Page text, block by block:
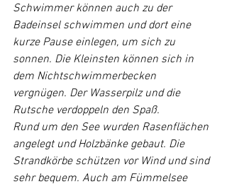
Schwimmer können auch zu der
Badeinsel schwimmen und dort eine
kurze Pause einlegen, um sich zu
sonnen. Die Kleinsten können sich in
dem Nichtschwimmerbecken
vergnügen. Der Wasserpilz und die
Rutsche verdoppeln den Spaß.
Rund um den See wurden Rasenflächen
angelegt und Holzbänke gebaut. Die
Strandkörbe schützen vor Wind und sind
sehr bequem. Auch am Fümmelsee